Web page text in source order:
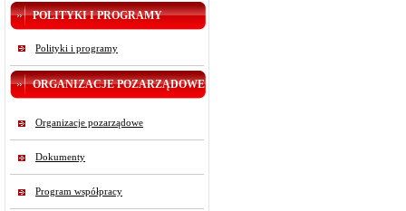
POLITYKI I PROGRAMY
Polityki i programy
ORGANIZACJE POZARZĄDOWE
Organizacje pozarządowe
Dokumenty
Program współpracy